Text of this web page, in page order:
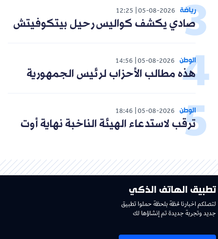
رياضة 05-08-2026
12:25
صادي يكشف كواليس رحيل بيتكوفيتش
الوطن 05-08-2026
14:56
هذه مطالب الأحزاب لرئيس الجمهورية
الوطن 05-08-2026
18:46
ترقب لاستدعاء الهيئة الناخبة نهاية أوت
تطبيق الهاتف الذكي
لتصلكم اخبارنا لحظة بلحظة حملوا تطبيق
جديد وتجربة جديدة تم إنشاؤها لك